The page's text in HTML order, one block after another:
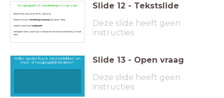
Hoogbegaafd of ontwikkelingsvoorsprong?
Behoort tot de zorg, net als ADHD, laag IQ etc.
Kinderen tot 6 jaar: ontwikkelingsvoorsprong(Van Gerven, 2008).
Kinderen vanaf 6 jaar: hoogbegaafd
Intelligentie meten: vanaf 6 jaar in verband met niet lineaire ontwikkeling. (De Kruiff,
2007).
Slide 12 - Tekstslide
Deze slide heeft geen
instructies
Welke signalen kun je zien/ontdekken van
meer- of hoogbegaafde kinderen?
Slide 13 - Open vraag
Deze slide heeft geen
instructies